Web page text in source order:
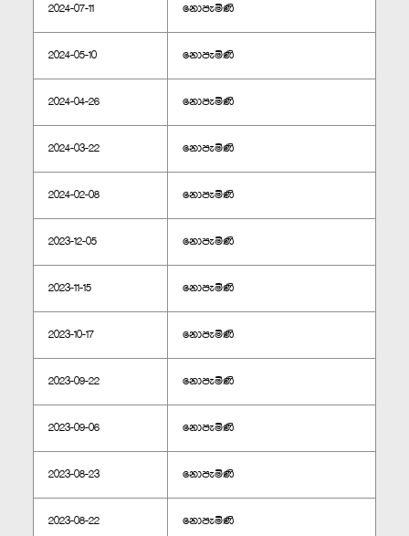
2024-07-11 නොපැමිණි
2024-05-10 නොපැමිණි
2024-04-26 නොපැමිණි
2024-03-22 නොපැමිණි
2024-02-08 නොපැමිණි
2023-12-05 නොපැමිණි
2023-11-15 නොපැමිණි
2023-10-17 නොපැමිණි
2023-09-22 නොපැමිණි
2023-09-06 නොපැමිණි
2023-08-23 නොපැමිණි
2023-08-22 නොපැමිණි